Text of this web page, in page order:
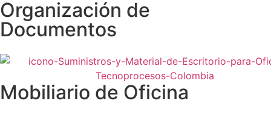
Organización de
Documentos
Mobiliario de Oficina